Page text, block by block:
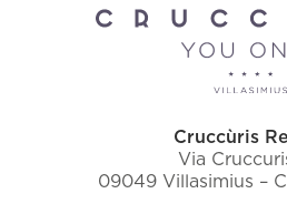
Cruccùris
Via
09049 Villasimius –